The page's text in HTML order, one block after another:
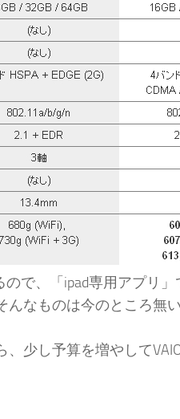
ので、「ipad専用アプリ
んなものは今のところ無
、少し予算を増やして